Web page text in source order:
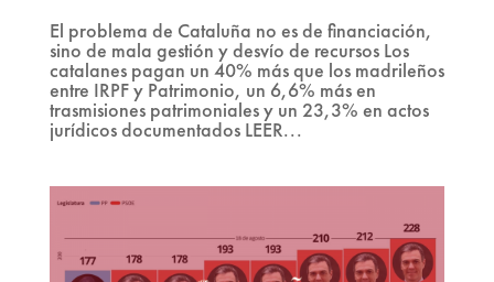
El problema de Cataluña no es de financiación,
sino de mala gestión y desvío de recursos Los
catalanes pagan un 40% más que los madrileños
entre IRPF y Patrimonio, un 6,6% más en
trasmisiones patrimoniales y un 23,3% en actos
jurídicos documentados LEER...